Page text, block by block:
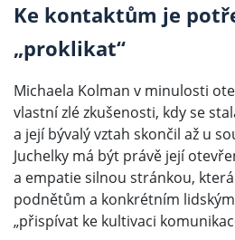
Ke kontaktům je
„proklikat“
Michaela Kolman v minulosti
vlastní zlé zkušenosti, kdy se
a její bývalý vztah skončil až u
Juchelky má být právě její
a empatie silnou stránkou,
podnětům a konkrétním
„přispívat ke kultivaci